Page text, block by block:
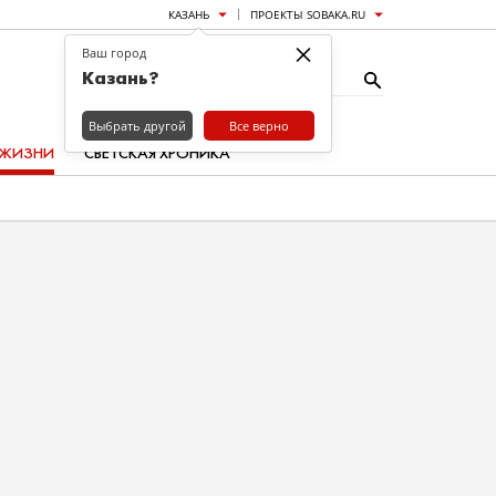
КАЗАНЬ ПРОЕКТЫ SOBAKA.RU
СВЕТСКАЯ ХРОНИКА
×
Ваш город
Казань?
Выбрать другой Все верно